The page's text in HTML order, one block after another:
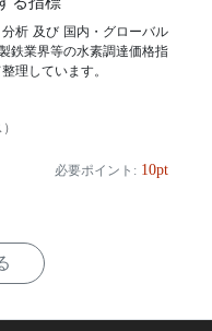
析 及び 国内・グローバル
鉄業界等の水素調達価格指
理しています。
必要ポイント: 10pt